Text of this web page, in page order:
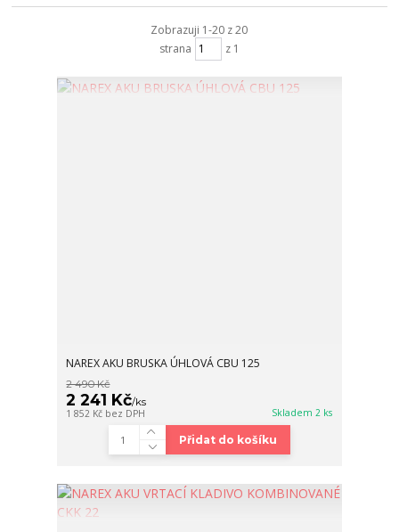
Zobrazuji 1-20 z 20
strana
z 1
NAREX AKU BRUSKA ÚHLOVÁ CBU 125
2 490 Kč
2 241 Kč/ks
1 852 Kč bez DPH Skladem 2 ks
Přidat do košíku